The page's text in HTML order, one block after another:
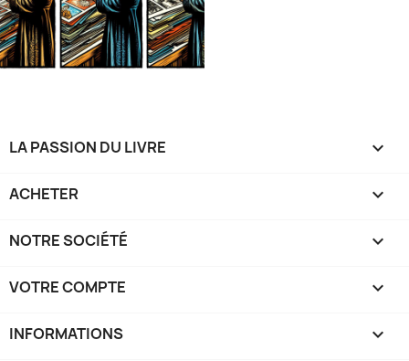
LA PASSION DU LIVRE 
ACHETER 
NOTRE SOCIÉTÉ 
VOTRE COMPTE 
INFORMATIONS keyboard_arrow_down